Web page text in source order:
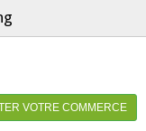
VOTRE COMMERCE